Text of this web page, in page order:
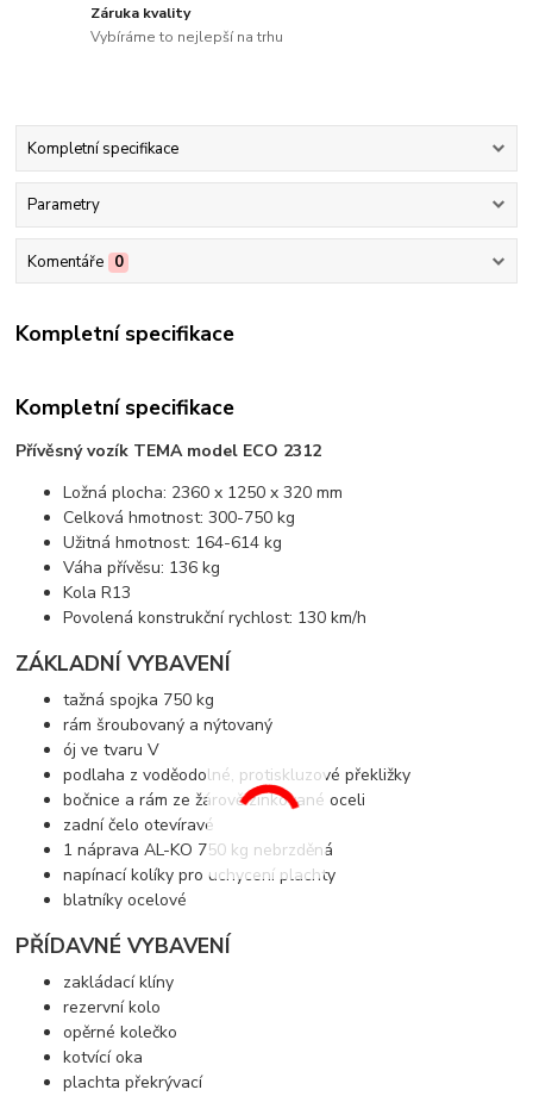
Záruka kvality
Vybíráme to nejlepší na trhu
Kompletní specifikace
Parametry
Komentáře 0
Kompletní specifikace
Kompletní specifikace
Přívěsný vozík TEMA model ECO 2312
Ložná plocha: 2360 x 1250 x 320 mm
Celková hmotnost: 300-750 kg
Užitná hmotnost: 164-614 kg
Váha přívěsu: 136 kg
Kola R13
Povolená konstrukční rychlost: 130 km/h
ZÁKLADNÍ VYBAVENÍ
tažná spojka 750 kg
rám šroubovaný a nýtovaný
ój ve tvaru V
podlaha z voděodolné, protiskluzové překližky
bočnice a rám ze žárově zinkované oceli
zadní čelo otevíravé
1 náprava AL-KO 750 kg nebrzděná
napínací kolíky pro uchycení plachty
blatníky ocelové
PŘÍDAVNÉ VYBAVENÍ
zakládací klíny
rezervní kolo
opěrné kolečko
kotvící oka
plachta překrývací